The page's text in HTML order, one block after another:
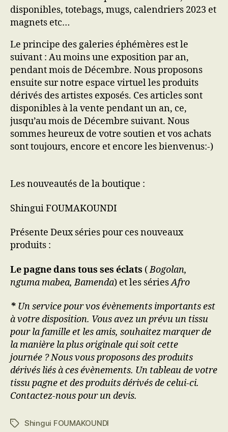
disponibles, totebags, mugs, calendriers 2023 et
magnets etc…
Le principe des galeries éphémères est le
suivant : Au moins une exposition par an,
pendant mois de Décembre. Nous proposons
ensuite sur notre espace virtuel les produits
dérivés des artistes exposés. Ces articles sont
disponibles à la vente pendant un an, ce,
jusqu’au mois de Décembre suivant. Nous
sommes heureux de votre soutien et vos achats
sont toujours, encore et encore les bienvenus:-)
Les nouveautés de la boutique :
Shingui FOUMAKOUNDI
Présente Deux séries pour ces nouveaux
produits :
Le pagne dans tous ses éclats (Bogolan,
nguma mabea, Bamenda) et les sériesAfro
* Un service pour vos évènements importants est
à votre disposition. Vous avez un prévu un tissu
pour la famille et les amis, souhaitez marquer de
la manière la plus originale qui soit cette
journée ? Nous vous proposons des produits
dérivés liés à ces évènements. Un tableau de votre
tissu pagne et des produits dérivés de celui-ci.
Contactez-nous pour un devis.
Étiquettes
Shingui FOUMAKOUNDI